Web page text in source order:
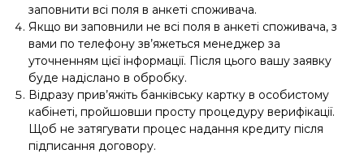
заповнити всі поля в анкеті споживача.
Якщо ви заповнили не всі поля в анкеті споживача, з
вами по телефону зв’яжеться менеджер за
уточненням цієї інформації. Після цього вашу заявку
буде надіслано в обробку.
Відразу прив’яжіть банківську картку в особистому
кабінеті, пройшовши просту процедуру верифікації.
Щоб не затягувати процес надання кредиту після
підписання договору.